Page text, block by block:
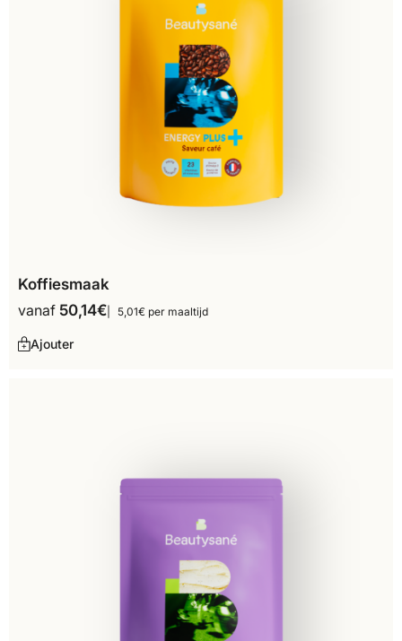
Koffiesmaak
vanaf 50,14€ 5,01€ per maaltijd
Ajouter